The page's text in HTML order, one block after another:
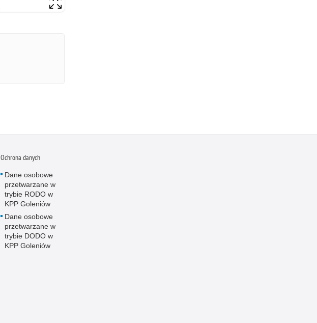
Ochrona danych
Dane osobowe
przetwarzane w
trybie RODO w
KPP Goleniów
Dane osobowe
przetwarzane w
trybie DODO w
KPP Goleniów